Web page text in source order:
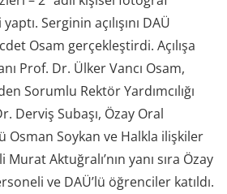
Serginin açılışını DAÜ
Osam gerçekleştirdi. Açılışa
Prof. Dr. Ülker Vancı Osam,
Sorumlu Rektör Yardımcılığı
Derviş Subaşı, Özay Oral
Osman Soykan ve Halkla ilişkiler
Aktuğralı’nın yanı sıra Özay
ve DAÜ’lü öğrenciler katıldı.